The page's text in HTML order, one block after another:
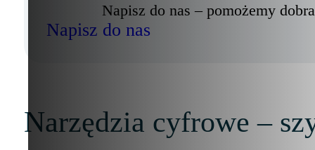
Napisz do nas – pomożemy
Napisz do nas
Narzędzia cyfrowe –